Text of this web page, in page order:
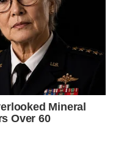
Mineral
Over 60